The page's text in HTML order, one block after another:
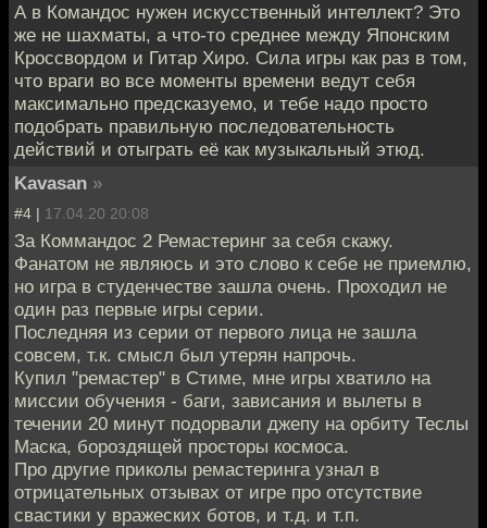
А в Командос нужен искусственный интеллект? Это
же не шахматы, а что-то среднее между Японским
Кроссвордом и Гитар Хиро. Сила игры как раз в том,
что враги во все моменты времени ведут себя
максимально предсказуемо, и тебе надо просто
подобрать правильную последовательность
действий и отыграть её как музыкальный этюд.
Kavasan »
#4 | 17.04.20 20:08
За Коммандос 2 Ремастеринг за себя скажу.
Фанатом не являюсь и это слово к себе не приемлю,
но игра в студенчестве зашла очень. Проходил не
один раз первые игры серии.
Последняя из серии от первого лица не зашла
совсем, т.к. смысл был утерян напрочь.
Купил "ремастер" в Стиме, мне игры хватило на
миссии обучения - баги, зависания и вылеты в
течении 20 минут подорвали джепу на орбиту Теслы
Маска, бороздящей просторы космоса.
Про другие приколы ремастеринга узнал в
отрицательных отзывах от игре про отсутствие
свастики у вражеских ботов, и т.д. и т.п.